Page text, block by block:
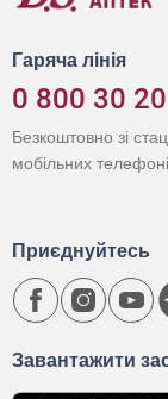
Гаряча лінія
0 800 30
Безкоштовно зі
мобільних
Завантажити
Приєднуйтесь